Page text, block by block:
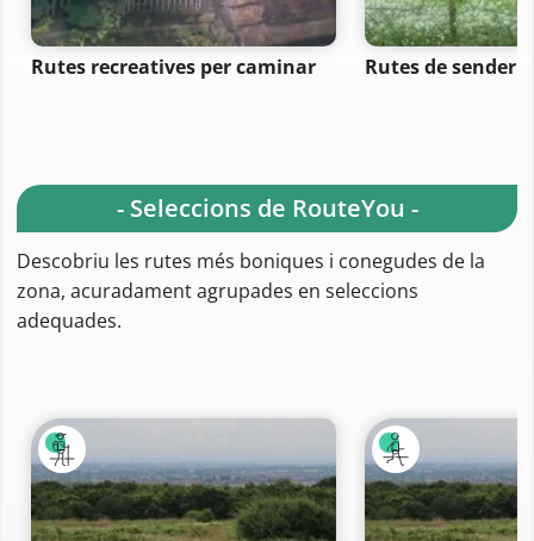
Rutes recreatives per caminar Rutes de
- Seleccions de RouteYou -
Descobriu les rutes més boniques i conegudes de la
zona, acuradament agrupades en seleccions
adequades.